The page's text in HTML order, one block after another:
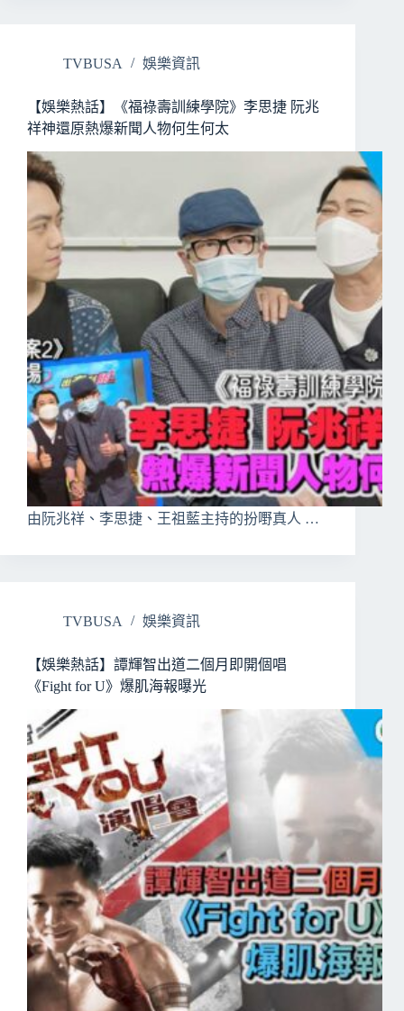
TVBUSA 娛樂資訊
【娛樂熱話】《福祿壽訓練學院》李思捷 阮兆
祥神還原熱爆新聞人物何生何太
由阮兆祥、李思捷、王祖藍主持的扮嘢真人 …
TVBUSA 娛樂資訊
【娛樂熱話】譚輝智出道二個月即開個唱
《Fight for U》爆肌海報曝光